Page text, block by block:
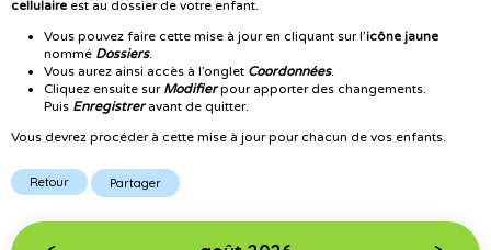
cellulaire est au dossier de votre enfant.
Vous pouvez faire cette mise à jour en cliquant sur l’icône jaune
nommé Dossiers.
Vous aurez ainsi accès à l’onglet Coordonnées.
Cliquez ensuite sur Modifierpour apporter des changements.
Puis Enregistrer avant de quitter.
Vous devrez procéder à cette mise à jour pour chacun de vos enfants.
Retour Partager